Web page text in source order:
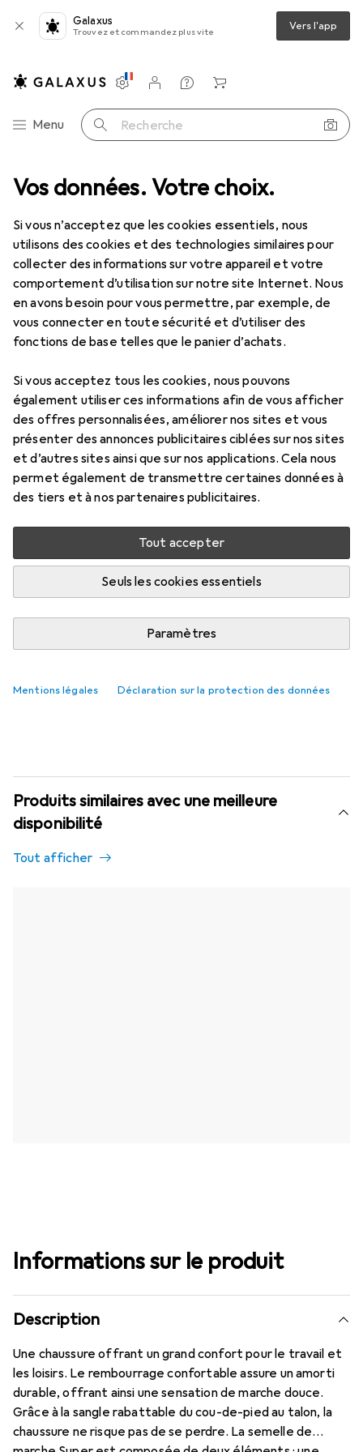
Vos données. Votre choix.
Si vous n’acceptez que les cookies essentiels, nous
utilisons des cookies et des technologies similaires pour
collecter des informations sur votre appareil et votre
comportement d’utilisation sur notre site Internet. Nous
en avons besoin pour vous permettre, par exemple, de
vous connecter en toute sécurité et d’utiliser des
fonctions de base telles que le panier d’achats.
Si vous acceptez tous les cookies, nous pouvons
également utiliser ces informations afin de vous afficher
des offres personnalisées, améliorer nos sites et vous
présenter des annonces publicitaires ciblées sur nos sites
et d’autres sites ainsi que sur nos applications. Cela nous
permet également de transmettre certaines données à
des tiers et à nos partenaires publicitaires.
Tout accepter
Seuls les cookies essentiels
Paramètres
Mentions légales Déclaration sur la protection des données
Galaxus
Trouvez et commandez plus vite Vers l'app
Navigation par catégorie
Menu Recherche
Paramètres
Compte client
Listes de comparaison
Listes d'envies
Panier
Tout en mode Chaussures Sandales
12 images
Birkenstock Kay
42
EUR
105,71
3
Évaluations
Plus de produits
Birkenstock
Plus de 10 pièces en stock chez le fournisseur
M'informer si le produit est disponible plus tôt
Ajouter au panier
Produits similaires avec une meilleure
disponibilité
Tout afficher
Informations sur le produit
Description
Une chaussure offrant un grand confort pour le travail et
les loisirs. Le rembourrage confortable assure un amorti
durable, offrant ainsi une sensation de marche douce.
Grâce à la sangle rabattable du cou-de-pied au talon, la
chaussure ne risque pas de se perdre. La semelle de